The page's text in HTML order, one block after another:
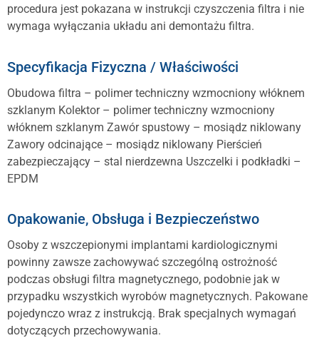
procedura jest pokazana w instrukcji czyszczenia filtra i nie
wymaga wyłączania układu ani demontażu filtra.
Specyfikacja Fizyczna / Właściwości
Obudowa filtra – polimer techniczny wzmocniony włóknem
szklanym Kolektor – polimer techniczny wzmocniony
włóknem szklanym Zawór spustowy – mosiądz niklowany
Zawory odcinające – mosiądz niklowany Pierścień
zabezpieczający – stal nierdzewna Uszczelki i podkładki –
EPDM
Opakowanie, Obsługa i Bezpieczeństwo
Osoby z wszczepionymi implantami kardiologicznymi
powinny zawsze zachowywać szczególną ostrożność
podczas obsługi filtra magnetycznego, podobnie jak w
przypadku wszystkich wyrobów magnetycznych. Pakowane
pojedynczo wraz z instrukcją. Brak specjalnych wymagań
dotyczących przechowywania.